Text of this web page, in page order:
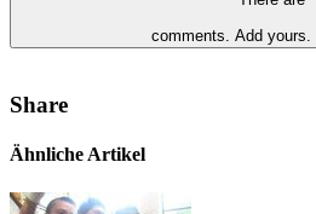
comments. Add yours.
Share
Ähnliche Artikel